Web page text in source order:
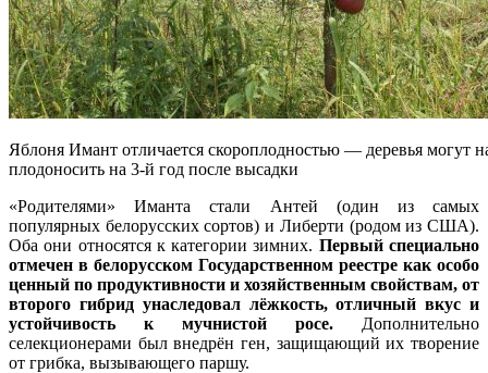
Яблоня Имант отличается скороплодностью — деревья могут
плодоносить на 3-й год после высадки
«Родителями» Иманта стали Антей (один из самых
популярных белорусских сортов) и Либерти (родом из США).
Оба они относятся к категории зимних. Первый специально
отмечен в белорусском Государственном реестре как особо
ценный по продуктивности и хозяйственным свойствам, от
второго гибрид унаследовал лёжкость, отличный вкус и
устойчивость к мучнистой росе. Дополнительно
селекционерами был внедрён ген, защищающий их творение
от грибка, вызывающего паршу.